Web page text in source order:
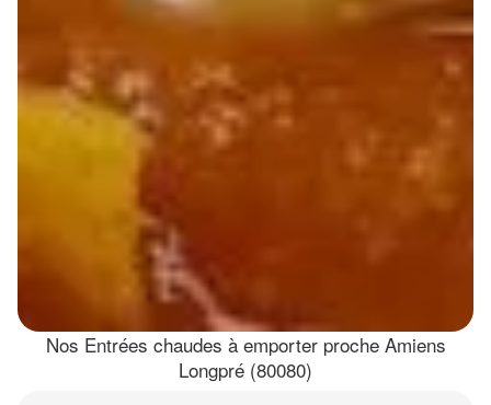
Nos Entrées chaudes à emporter proche Amiens
Longpré (80080)